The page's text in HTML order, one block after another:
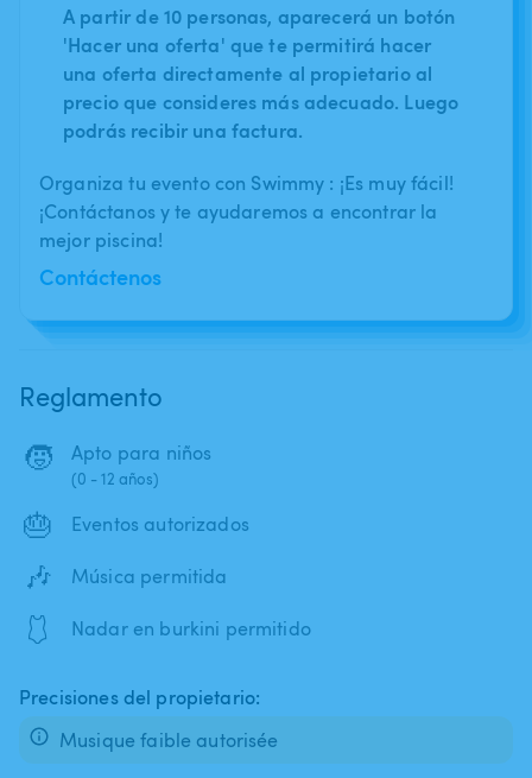
A partir de 10 personas, aparecerá un botón
'Hacer una oferta' que te permitirá hacer
una oferta directamente al propietario al
precio que consideres más adecuado. Luego
podrás recibir una factura.
Organiza tu evento con Swimmy : ¡Es muy fácil!
¡Contáctanos y te ayudaremos a encontrar la
mejor piscina!
Contáctenos
Reglamento
🧒 Apto para niños
(0 - 12 años)
🎂 Eventos autorizados
🎶 Música permitida
🩱 Nadar en burkini permitido
Precisiones del propietario:
Musique faible autorisée